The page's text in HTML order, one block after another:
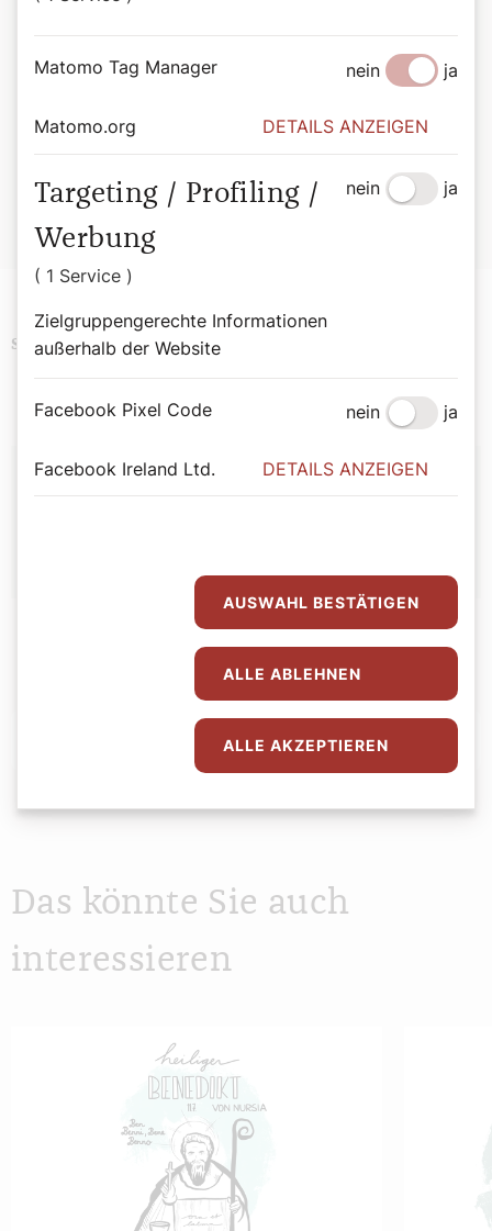
oder seliggesprochen wurden. Aufgefrischt durch
moderne Illustrationen und bemerkenswerte Zitate wird
das Buch zur täglichen Inspirationsquelle.
Von Bischofsstab bis Besenstiel. Mit 365 Heiligen durchs
Jahr.
Wiener Dom-Verlag.
ISBN: 978-3-85351-294-4
Erhältlich imWebshop des Wiener Dom-Verlags
Schlagwörter Podcast
Autor:
Das könnte Sie auch
interessieren
Matomo Tag Manager nein ja
Matomo.org DETAILS ANZEIGEN
Targeting / Profiling /
Werbung
( 1 Service )
Zielgruppengerechte Informationen
außerhalb der Website
nein ja
Facebook Pixel Code nein ja
Facebook Ireland Ltd. DETAILS ANZEIGEN
AUSWAHL BESTÄTIGEN
ALLE ABLEHNEN
ALLE AKZEPTIEREN